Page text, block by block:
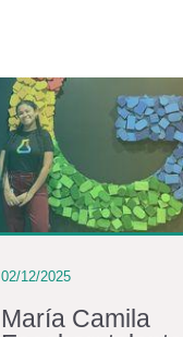
02/12/2025
María Camila